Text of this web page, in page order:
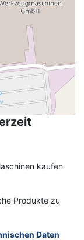
Gehäusen von
und
Hydraulik,
den
und
Mexiko tragen
Ihre gebrauchten
kaufen
Produkte zu
Daten